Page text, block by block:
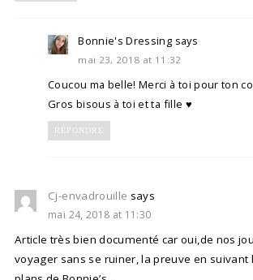
Bonnie's Dressing says
mai 23, 2018 at 11:32
Coucou ma belle! Merci à toi pour ton
Gros bisous à toi et ta fille ♥
RÉPONDRE
Cj-envadrouille says
mai 24, 2018 at 11:30
Article très bien documenté car oui,de nos
voyager sans se ruiner, la preuve en suivant